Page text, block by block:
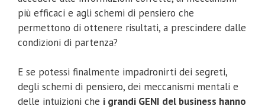
più efficaci e agli schemi di pensiero che
permettono di ottenere risultati, a prescindere dalle
condizioni di partenza?
E se potessi finalmente impadronirti dei segreti,
degli schemi di pensiero, dei meccanismi mentali e
delle intuizioni che i grandi GENI del business hanno